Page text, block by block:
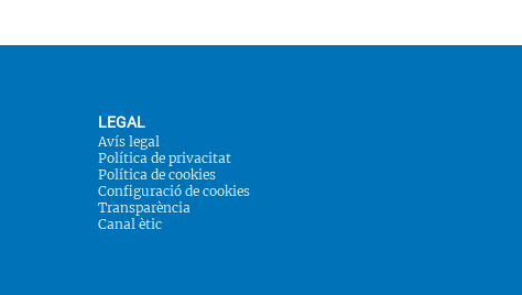
LEGAL
Avís legal
Política de privacitat
Política de cookies
Configuració de cookies
Transparència
Canal ètic